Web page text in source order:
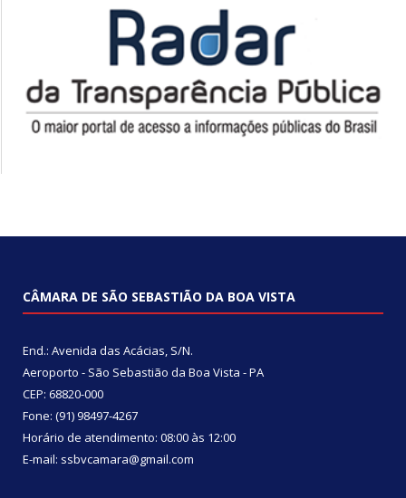
CÂMARA DE SÃO SEBASTIÃO DA BOA VISTA
End.: Avenida das Acácias, S/N.
Aeroporto - São Sebastião da Boa Vista - PA
CEP: 68820-000
Fone: (91) 98497-4267
Horário de atendimento: 08:00 às 12:00
E-mail: ssbvcamara@gmail.com